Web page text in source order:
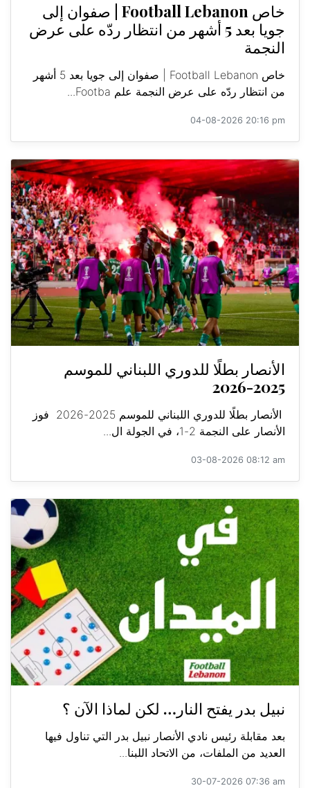
خاص Football Lebanon | صفوان إلى
جويا بعد 5 أشهر من انتظار ردّه على عرض
النجمة
خاص Football Lebanon | صفوان إلى جويا بعد 5 أشهر
من انتظار ردّه على عرض النجمة علم Footba...
04-08-2026 20:16 pm
الأنصار بطلًا للدوري اللبناني للموسم
2025-2026
الأنصار بطلًا للدوري اللبناني للموسم 2025-2026 فوز
الأنصار على النجمة 2-1، في الجولة ال...
03-08-2026 08:12 am
نبيل بدر يفتح النار… لكن لماذا الآن ؟
بعد مقابلة رئيس نادي الأنصار نبيل بدر التي تناول فيها
العديد من الملفات، من الاتحاد اللبنا...
30-07-2026 07:36 am